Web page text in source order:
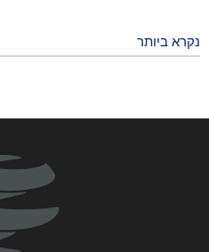
נקרא ביותר